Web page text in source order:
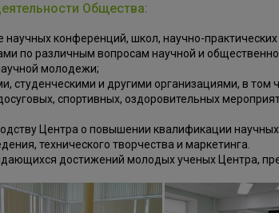
Общества:
конференций, школ, научно-практических
по различным вопросам научной и
молодежи;
студенческими и другими организациями, в
спортивных, оздоровительных
Центра о повышении квалификации
технического творчества и маркетинга.
достижений молодых ученых Центра,